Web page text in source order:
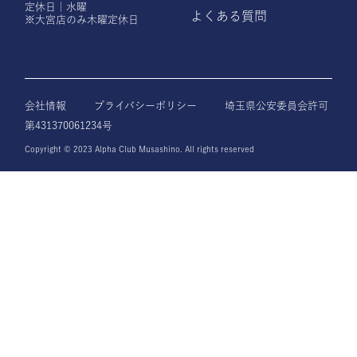
定休日｜水曜
※大宮店のみ木曜定休日
よくある質問
会社情報 プライバシーポリシー
埼玉県公安委員会許可
第431370061234号
Copyright © 2023 Alpha Club Musashino. All rights reserved